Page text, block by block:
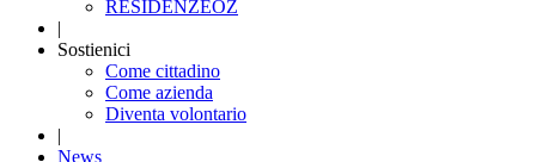
RESIDENZEOZ
|
Sostienici
Come cittadino
Come azienda
Diventa volontario
|
News